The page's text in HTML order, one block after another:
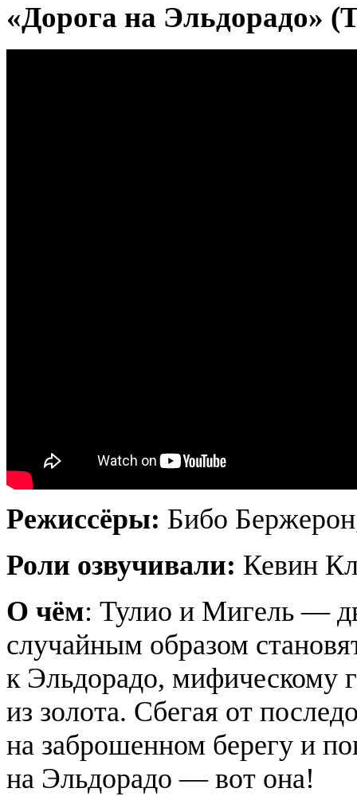
«Дорога на Эльдорадо»
Режиссёры: Бибо
Роли озвучивали: Кевин
О чём: Тулио и Мигель —
случайным образом
к Эльдорадо, мифическому
из золота. Сбегая от
на заброшенном берегу и
на Эльдорадо — вот она!